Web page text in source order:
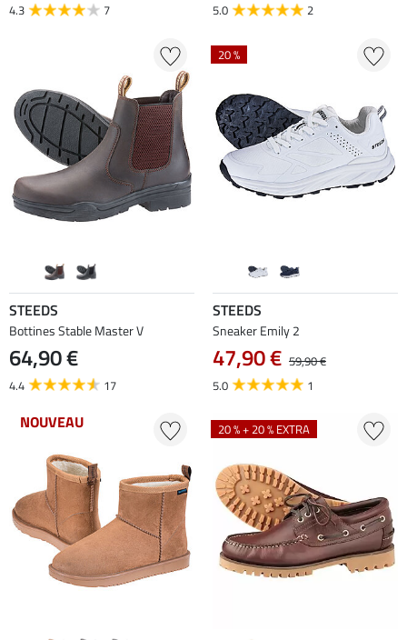
4.3 7 5.0 2
STEEDS
Bottines Stable Master V
64,90 €
4.4 17
20 %
STEEDS
Sneaker Emily 2
47,90 € 59,90 €
5.0
1
NOUVEAU 20 % + 20 % EXTRA